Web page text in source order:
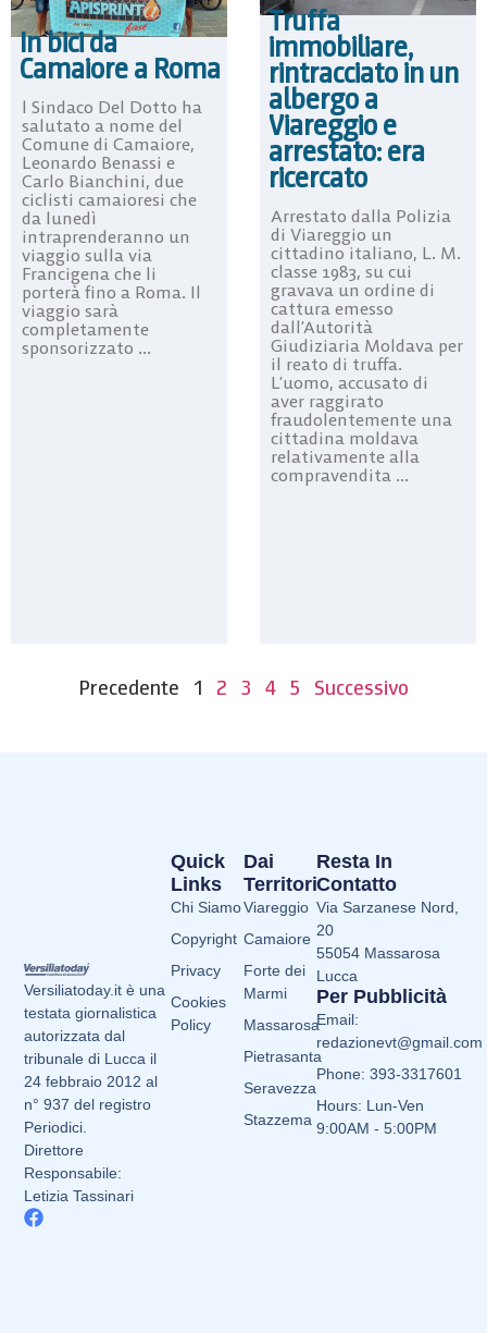
In bici da
Camaiore a Roma
l Sindaco Del Dotto ha
salutato a nome del
Comune di Camaiore,
Leonardo Benassi e
Carlo Bianchini, due
ciclisti camaioresi che
da lunedì
intraprenderanno un
viaggio sulla via
Francigena che li
porterà fino a Roma. Il
viaggio sarà
completamente
sponsorizzato ...
Truffa
immobiliare,
rintracciato in un
albergo a
Viareggio e
arrestato: era
ricercato
Arrestato dalla Polizia
di Viareggio un
cittadino italiano, L. M.
classe 1983, su cui
gravava un ordine di
cattura emesso
dall’Autorità
Giudiziaria Moldava per
il reato di truffa.
L’uomo, accusato di
aver raggirato
fraudolentemente una
cittadina moldava
relativamente alla
compravendita ...
Precedente 1 2 3 4 5 Successivo
Versiliatoday.it è una
testata giornalistica
autorizzata dal
tribunale di Lucca il
24 febbraio 2012 al
n° 937 del registro
Periodici.
Direttore
Responsabile:
Letizia Tassinari
Dai
Territori
Viareggio
Camaiore
Forte dei
Marmi
Massarosa
Pietrasanta
Seravezza
Stazzema
Quick
Links
Chi Siamo
Copyright
Privacy
Cookies
Policy
Resta In
Contatto
Via Sarzanese Nord,
20
55054 Massarosa
Lucca
Per Pubblicità
Email:
redazionevt@gmail.com
Phone: 393-3317601
Hours: Lun-Ven
9:00AM - 5:00PM